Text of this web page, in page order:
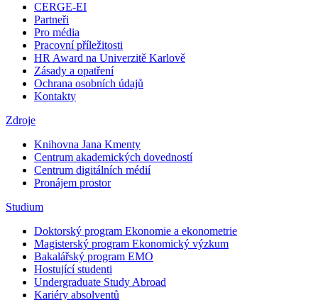
CERGE-EI
Partneři
Pro média
Pracovní příležitosti
HR Award na Univerzitě Karlově
Zásady a opatření
Ochrana osobních údajů
Kontakty
Zdroje
Knihovna Jana Kmenty
Centrum akademických dovedností
Centrum digitálních médií
Pronájem prostor
Studium
Doktorský program Ekonomie a ekonometrie
Magisterský program Ekonomický výzkum
Bakalářský program EMO
Hostující studenti
Undergraduate Study Abroad
Kariéry absolventů